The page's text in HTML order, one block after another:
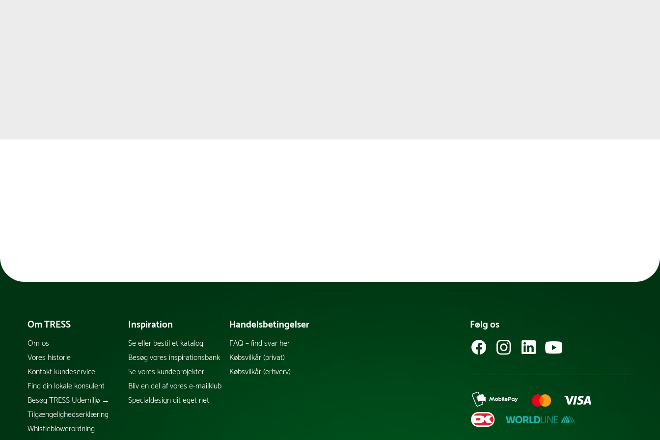
Om TRESS
Om os
Vores historie
Kontakt kundeservice
Find din lokale konsulent
Besøg TRESS Udemiljø →
Tilgængelighedserklæring
Whistleblowerordning
Inspiration
Se eller bestil et katalog
Besøg vores inspirationsbank
Se vores kundeprojekter
Bliv en del af vores e-mailklub
Specialdesign dit eget net
Handelsbetingelser
FAQ – find svar her
Købsvilkår (privat)
Købsvilkår (erhverv)
Følg os